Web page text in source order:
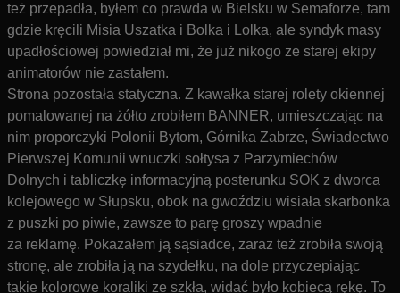
też przepadła, byłem co prawda w Bielsku w Semaforze, tam
gdzie kręcili Misia Uszatka i Bolka i Lolka, ale syndyk masy
upadłościowej powiedział mi, że już nikogo ze starej ekipy
animatorów nie zastałem.
Strona pozostała statyczna. Z kawałka starej rolety okiennej
pomalowanej na żółto zrobiłem BANNER, umieszczając na
nim proporczyki Polonii Bytom, Górnika Zabrze, Świadectwo
Pierwszej Komunii wnuczki sołtysa z Parzymiechów
Dolnych i tabliczkę informacyjną posterunku SOK z dworca
kolejowego w Słupsku, obok na gwoździu wisiała skarbonka
z puszki po piwie, zawsze to parę groszy wpadnie
za reklamę. Pokazałem ją sąsiadce, zaraz też zrobiła swoją
stronę, ale zrobiła ją na szydełku, na dole przyczepiając
takie kolorowe koraliki ze szkła, widać było kobiecą rękę. To